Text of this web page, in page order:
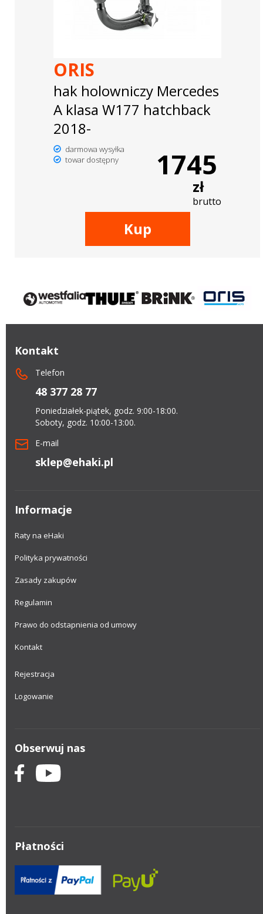
ORIS
hak holowniczy Mercedes
A klasa W177 hatchback
2018-
darmowa wysyłka
towar dostępny
1745
zł
brutto
Kup
Kontakt
Telefon
48 377 28 77
Poniedziałek-piątek, godz. 9:00-18:00.
Soboty, godz. 10:00-13:00.
E-mail
sklep@ehaki.pl
Informacje
Raty na eHaki
Polityka prywatności
Zasady zakupów
Regulamin
Prawo do odstapnienia od umowy
Kontakt
Rejestracja
Logowanie
Obserwuj nas
Płatności